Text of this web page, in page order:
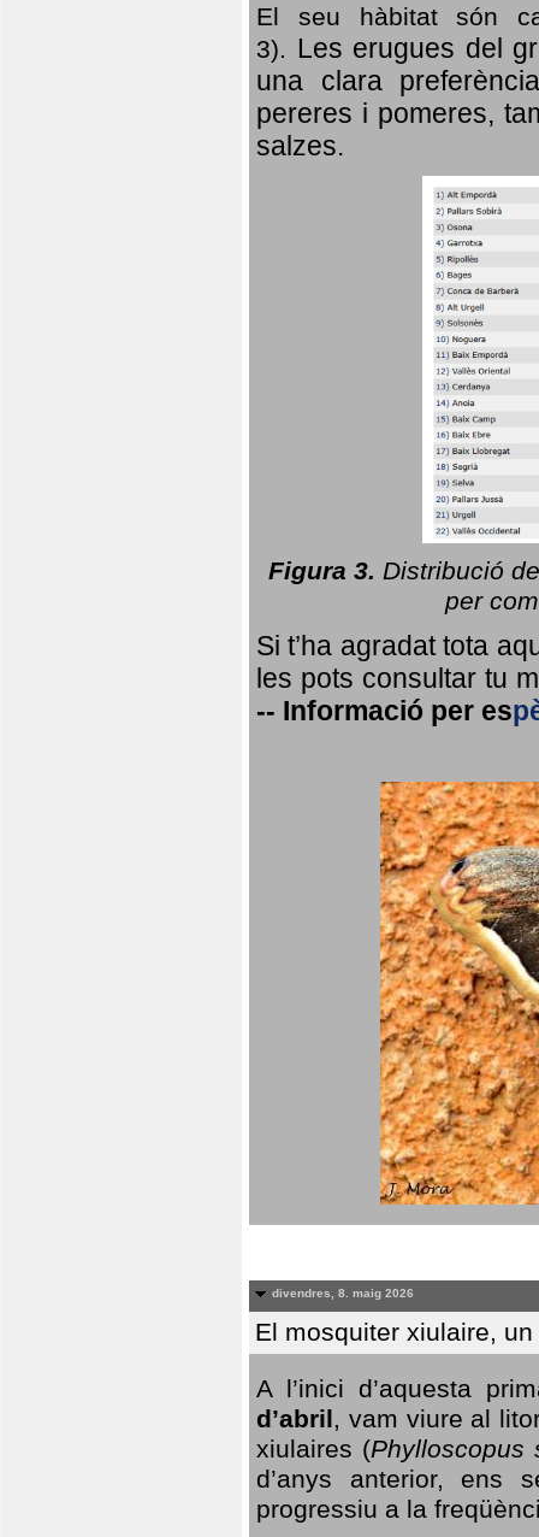
El seu hàbitat són
3). Les erugues del
una clara
pereres i pomeres,
salzes.
Figura 3. Distribució
per
Si t’ha agradat tota
les pots consultar tu
-- Informació per es
divendres, 8. maig 2026
El mosquiter xiulaire,
A l’inici d’aquesta
d’abril, vam viure al
xiulaires (Phylloscopus
d’anys anterior, ens
progressiu a la